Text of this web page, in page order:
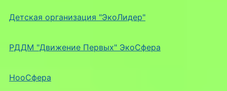
Детская организация "ЭкоЛидер"
РДДМ "Движение Первых" ЭкоСфера
НооСфера